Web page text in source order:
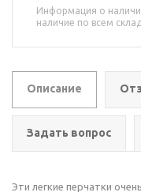
Информация о
наличие по всем
Описание
Задать вопрос
Эти легкие перчатки